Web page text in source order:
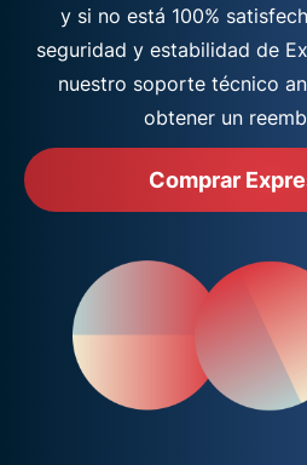
y si no está 100%
seguridad y estabilidad de
nuestro soporte técnico
obtener un
Comprar